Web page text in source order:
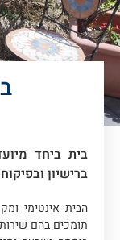
בית ביחד
ברישיון
הבית אינטימי